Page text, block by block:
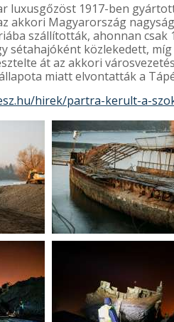
luxusgőzöst 1917-ben
akkori Magyarország
szállították, ahonnan csak
sétahajóként közlekedett,
át az akkori
miatt elvontatták a
hirek/partra-kerult-a-